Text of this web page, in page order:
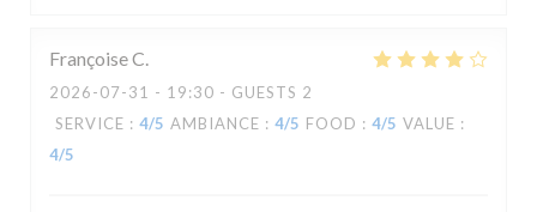
FrançoiseC
2026-07-31 - 19:30 - GUESTS 2
SERVICE : 4/5 AMBIANCE : 4/5 FOOD : 4/5 VALUE :
4/5